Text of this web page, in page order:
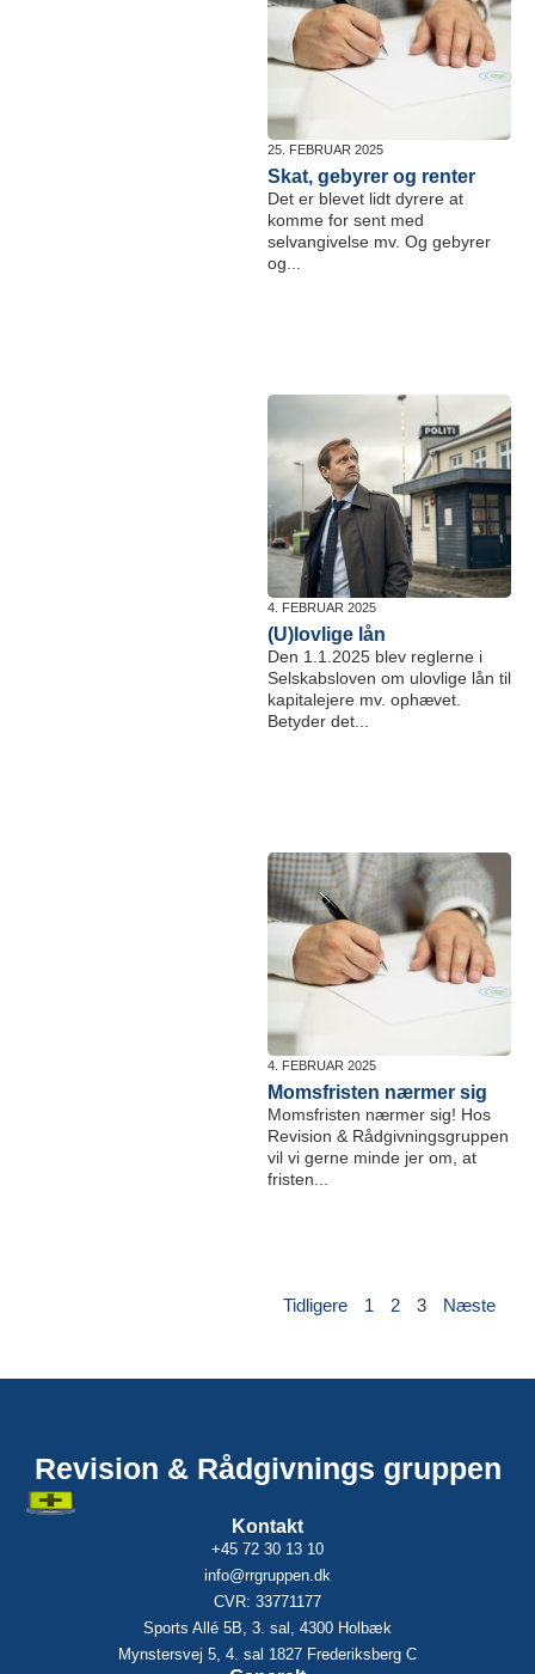
25. FEBRUAR 2025
Skat, gebyrer og renter
Det er blevet lidt dyrere at
komme for sent med
selvangivelse mv. Og gebyrer
og...
4. FEBRUAR 2025
(U)lovlige lån
Den 1.1.2025 blev reglerne i
Selskabsloven om ulovlige lån til
kapitalejere mv. ophævet.
Betyder det...
4. FEBRUAR 2025
Momsfristen nærmer sig
Momsfristen nærmer sig! Hos
Revision & Rådgivningsgruppen
vil vi gerne minde jer om, at
fristen...
Tidligere 1 2 3 Næste
Revision & Rådgivnings gruppen
Kontakt
+45 72 30 13 10
info@rrgruppen.dk
CVR: 33771177
Sports Allé 5B, 3. sal, 4300 Holbæk
Mynstersvej 5, 4. sal 1827 Frederiksberg C